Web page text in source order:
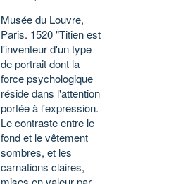
Musée du Louvre,
Paris. 1520 "Titien est
l'inventeur d'un type
de portrait dont la
force psychologique
réside dans l'attention
portée à l'expression.
Le contraste entre le
fond et le vêtement
sombres, et les
carnations claires,